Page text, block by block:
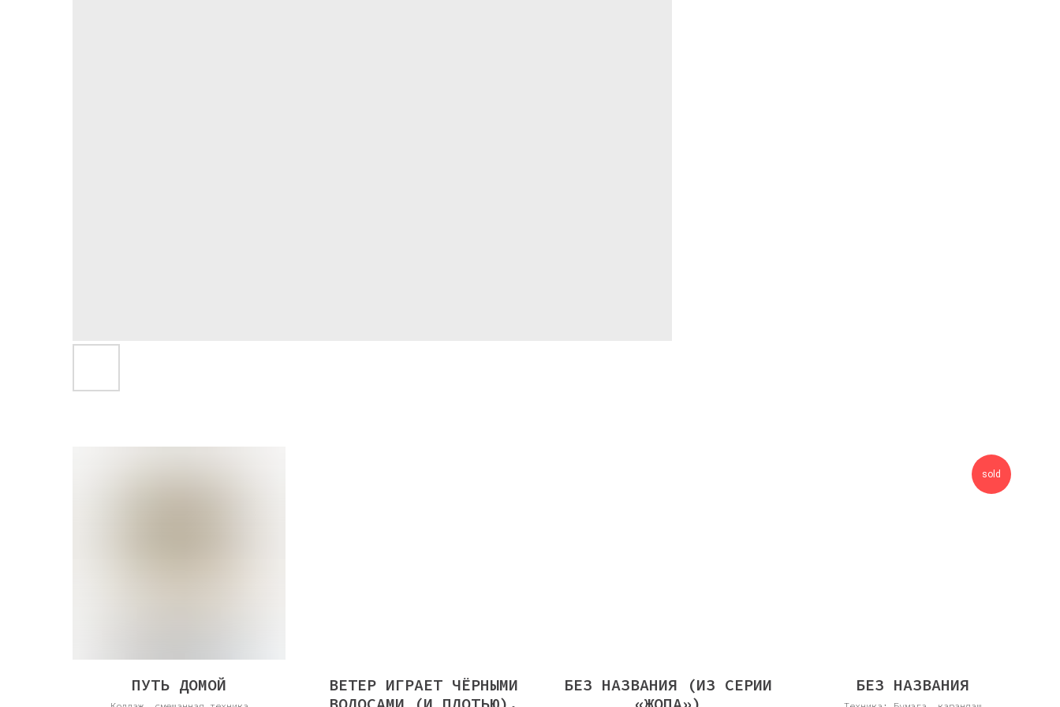
ПУТЬ ДОМОЙ
ВЕТЕР ИГРАЕТ ЧЁРНЫМИ
БЕЗ НАЗВАНИЯ (ИЗ СЕРИИ
sold
БЕЗ НАЗВАНИЯ